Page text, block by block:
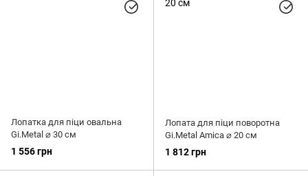
Лопатка для піци овальна
Gi.Metal ⌀ 30 см
1 556 грн
Лопата для піци поворотна
Gi.Metal Amica ⌀ 20 см
1 812 грн